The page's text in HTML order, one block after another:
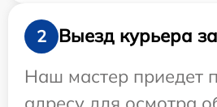
2
Выезд курьера
Наш мастер приедет